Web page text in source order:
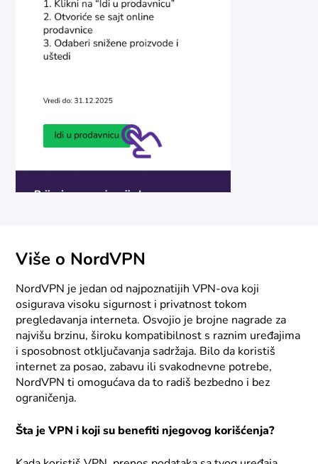
Više o NordVPN
NordVPN je jedan od najpoznatijih VPN-ova koji
osigurava visoku sigurnost i privatnost tokom
pregledavanja interneta. Osvojio je brojne nagrade za
najvišu brzinu, široku kompatibilnost s raznim uređajima
i sposobnost otključavanja sadržaja. Bilo da koristiš
internet za posao, zabavu ili svakodnevne potrebe,
NordVPN ti omogućava da to radiš bezbedno i bez
ograničenja.
Šta je VPN i koji su benefiti njegovog korišćenja?